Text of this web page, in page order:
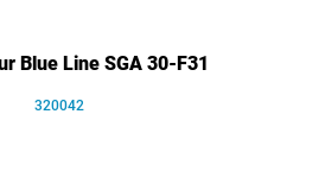
Blue Line SGA 30-F31
320042